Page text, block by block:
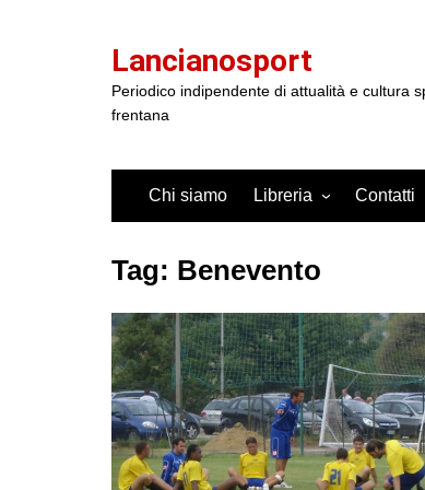
Lancianosport
Periodico indipendente di attualità e cultura
frentana
Chi siamo Libreria Contatti
Tag: Benevento